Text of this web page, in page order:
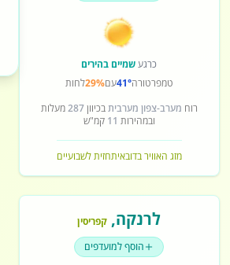
כרגעשמיים בהירים
טמפרטורה41°עם29%לחות
רוח מערב-צפון מערביתבכיוון287מעלות
ובמהירות 11 קמ"ש
מזג האוויר בדובאיתחזית לשבועיים
לרנקה, קפריסין
הוסף למועדפים